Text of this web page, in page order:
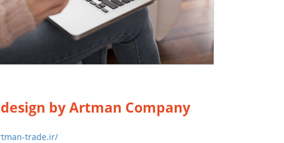
by Artman Company
trade.ir/